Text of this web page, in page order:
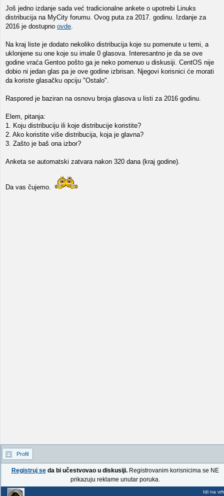
Još jedno izdanje sada već tradicionalne ankete o upotrebi Linuks
distribucija na MyCity forumu. Ovog puta za 2017. godinu. Izdanje za
2016 je dostupno ovde.
Na kraj liste je dodato nekoliko distribucija koje su pomenute u temi, a
uklonjene su one koje su imale 0 glasova. Interesantno je da se ove
godine vraća Gentoo pošto ga je neko pomenuo u diskusiji. CentOS nije
dobio ni jedan glas pa je ove godine izbrisan. Njegovi korisnici će morati
da koriste glasačku opciju "Ostalo".
Raspored je baziran na osnovu broja glasova u listi za 2016 godinu.
Elem, pitanja:
1. Koju distribuciju ili koje distribucije koristite?
2. Ako koristite više distribucija, koja je glavna?
3. Zašto je baš ona izbor?
Anketa se automatski zatvara nakon 320 dana (kraj godine).
Da vas čujemo.
Profil
Registruj seda bi učestvovao u diskusiji.Registrovanim korisnicima se NE
prikazuju reklame unutar poruka.
Idi na vrh